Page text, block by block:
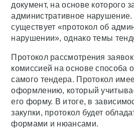
документ, на основе которого
административное нарушение.
существует «протокол об
нарушении», однако темы
Протокол рассмотрения заявок
комиссией на основе способа
самого тендера. Протокол
оформлению, который
его форму. В итоге, в
закупки, протокол будет
формами и нюансами.